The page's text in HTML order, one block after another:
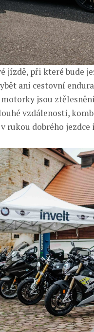
jízdě, při které bude
ani cestovní endura
motorky jsou
vzdálenosti,
rukou dobrého